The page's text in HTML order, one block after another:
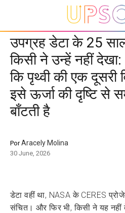
उपग्रह डेटा के 25
किसी ने उन्हें नहीं
कि पृथ्वी की एक दूसरी
इसे ऊर्जा की दृष्टि से
बाँटती है
PorAracely Molina
30 June, 2026
डेटा वहीं था, NASA के CERES
संचित। और फिर भी, किसी ने यह